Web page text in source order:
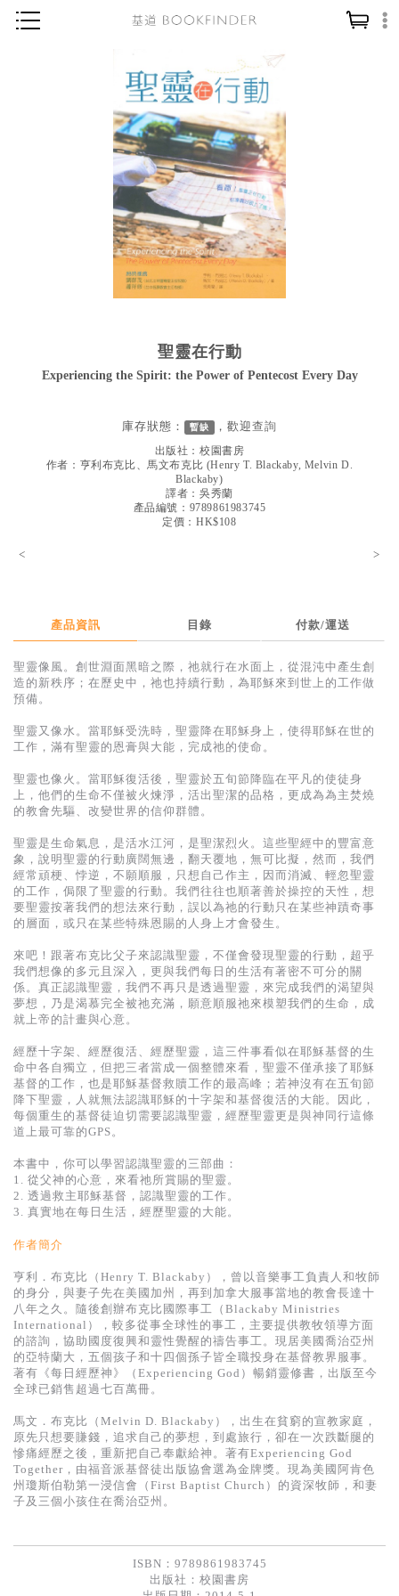
讀經／研經
聖經
信仰入門
教會歷史
靈修／禱告
信徒生活
教會事工
哲學／宗教比較
見證／傳記
暢銷榜
中文二手書
精選英文書
電子書
基道 Top 50
聖靈在行動
Experiencing the Spirit: the Power of Pentecost Every Day
庫存狀態： 暫缺 ，歡迎查詢
出版社： 校園書房
作者： 亨利布克比、馬文布克比 (Henry T. Blackaby, Melvin D.
Blackaby)
譯者： 吳秀蘭
產品編號：9789861983745
定價：HK$108
< >
產品資訊 目錄 付款/運送
聖靈像風。創世淵面黑暗之際，祂就行在水面上，從混沌中產生創
造的新秩序；在歷史中，祂也持續行動，為耶穌來到世上的工作做
預備。
聖靈又像水。當耶穌受洗時，聖靈降在耶穌身上，使得耶穌在世的
工作，滿有聖靈的恩膏與大能，完成祂的使命。
聖靈也像火。當耶穌復活後，聖靈於五旬節降臨在平凡的使徒身
上，他們的生命不僅被火煉淨，活出聖潔的品格，更成為為主焚燒
的教會先驅、改變世界的信仰群體。
聖靈是生命氣息，是活水江河，是聖潔烈火。這些聖經中的豐富意
象，說明聖靈的行動廣闊無邊，翻天覆地，無可比擬，然而，我們
經常頑梗、悖逆，不願順服，只想自己作主，因而消滅、輕忽聖靈
的工作，侷限了聖靈的行動。我們往往也順著善於操控的天性，想
要聖靈按著我們的想法來行動，誤以為祂的行動只在某些神蹟奇事
的層面，或只在某些特殊恩賜的人身上才會發生。
來吧！跟著布克比父子來認識聖靈，不僅會發現聖靈的行動，超乎
我們想像的多元且深入，更與我們每日的生活有著密不可分的關
係。真正認識聖靈，我們不再只是透過聖靈，來完成我們的渴望與
夢想，乃是渴慕完全被祂充滿，願意順服祂來模塑我們的生命，成
就上帝的計畫與心意。
經歷十字架、經歷復活、經歷聖靈，這三件事看似在耶穌基督的生
命中各自獨立，但把三者當成一個整體來看，聖靈不僅承接了耶穌
基督的工作，也是耶穌基督救贖工作的最高峰；若神沒有在五旬節
降下聖靈，人就無法認識耶穌的十字架和基督復活的大能。因此，
每個重生的基督徒迫切需要認識聖靈，經歷聖靈更是與神同行這條
道上最可靠的GPS。
本書中，你可以學習認識聖靈的三部曲：
1. 從父神的心意，來看祂所賞賜的聖靈。
2. 透過救主耶穌基督，認識聖靈的工作。
3. 真實地在每日生活，經歷聖靈的大能。
作者簡介
亨利．布克比（Henry T. Blackaby），曾以音樂事工負責人和牧師
的身分，與妻子先在美國加州，再到加拿大服事當地的教會長達十
八年之久。隨後創辦布克比國際事工（Blackaby Ministries
International），較多從事全球性的事工，主要提供教牧領導方面
的諮詢，協助國度復興和靈性覺醒的禱告事工。現居美國喬治亞州
的亞特蘭大，五個孩子和十四個孫子皆全職投身在基督教界服事。
著有《每日經歷神》（Experiencing God）暢銷靈修書，出版至今
全球已銷售超過七百萬冊。
馬文．布克比（Melvin D. Blackaby），出生在貧窮的宣教家庭，
原先只想要賺錢，追求自己的夢想，到處旅行，卻在一次跌斷腿的
慘痛經歷之後，重新把自己奉獻給神。著有Experiencing God
Together，由福音派基督徒出版協會選為金牌獎。現為美國阿肯色
州瓊斯伯勒第一浸信會（First Baptist Church）的資深牧師，和妻
子及三個小孩住在喬治亞州。
ISBN：9789861983745
出版社： 校園書房